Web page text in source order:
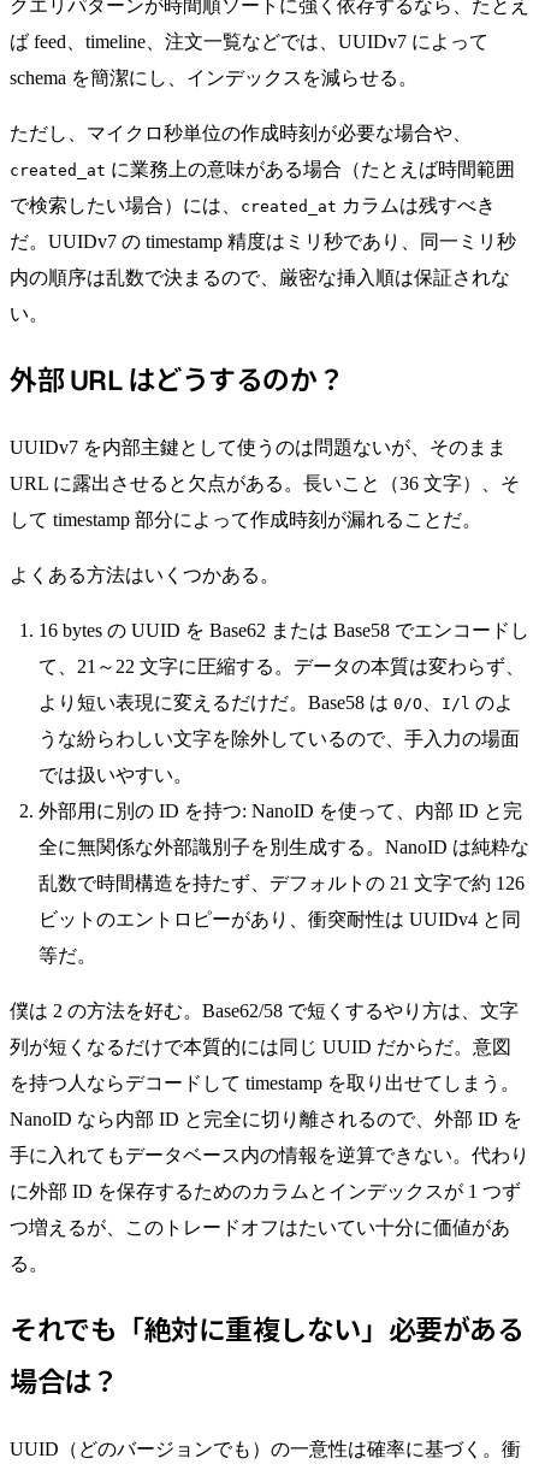
クエリパターンが時間順ソートに強く依存するなら、たとえ
ば feed、timeline、注文一覧などでは、UUIDv7 によって
schema を簡潔にし、インデックスを減らせる。
ただし、マイクロ秒単位の作成時刻が必要な場合や、
created_at に業務上の意味がある場合（たとえば時間範囲
で検索したい場合）には、
created_at カラムは残すべき
だ。UUIDv7 の timestamp 精度はミリ秒であり、同一ミリ秒
内の順序は乱数で決まるので、厳密な挿入順は保証されな
い。
外部 URL はどうするのか？
UUIDv7 を内部主鍵として使うのは問題ないが、そのまま
URL に露出させると欠点がある。長いこと（36 文字）、そ
して timestamp 部分によって作成時刻が漏れることだ。
よくある方法はいくつかある。
16 bytes の UUID を Base62 または Base58 でエンコードし
て、21～22 文字に圧縮する。データの本質は変わらず、
より短い表現に変えるだけだ。Base58 は 0/O I/l のよ
うな紛らわしい文字を除外しているので、手入力の場面
では扱いやすい。
外部用に別の ID を持つ: NanoID を使って、内部 ID と完
全に無関係な外部識別子を別生成する。NanoID は純粋な
乱数で時間構造を持たず、デフォルトの 21 文字で約 126
ビットのエントロピーがあり、衝突耐性は UUIDv4 と同
等だ。
僕は 2 の方法を好む。Base62/58 で短くするやり方は、文字
列が短くなるだけで本質的には同じ UUID だからだ。意図
を持つ人ならデコードして timestamp を取り出せてしまう。
NanoID なら内部 ID と完全に切り離されるので、外部 ID を
手に入れてもデータベース内の情報を逆算できない。代わり
に外部 ID を保存するためのカラムとインデックスが 1 つず
つ増えるが、このトレードオフはたいてい十分に価値があ
る。
それでも「絶対に重複しない」必要がある
場合は？
UUID（どのバージョンでも）の一意性は確率に基づく。衝